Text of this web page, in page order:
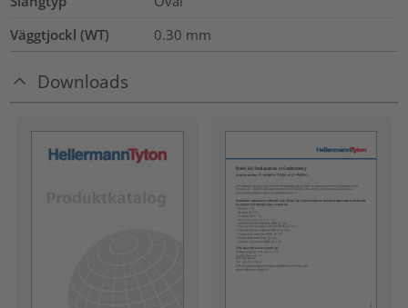
Väggtjockl (WT)
0.30 mm
Downloads